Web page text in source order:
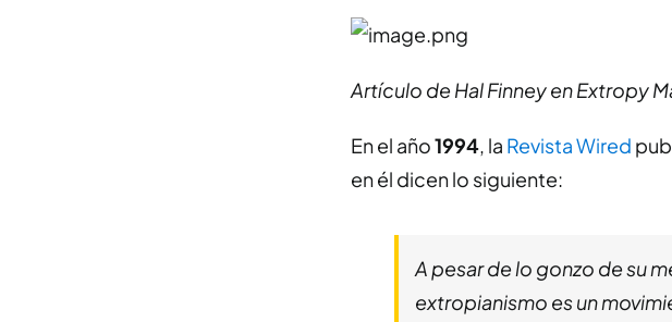
Artículo de Hal Finney en Extropy
En el año1994, la Revista Wired
en él dicen lo siguiente:
A pesar de lo gonzo de su
extropianismo es un